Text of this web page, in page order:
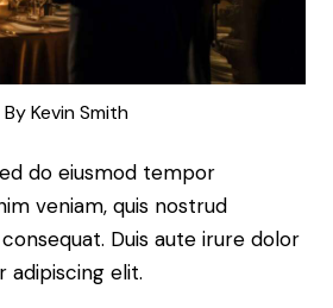
Kevin Smith
do eiusmod tempor
veniam, quis nostrud
Duis aute irure dolor
elit.